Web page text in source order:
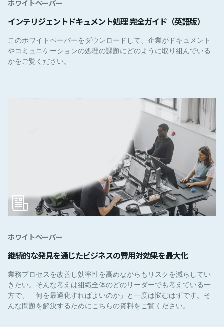
ホワイトペーパー
インテリジェントドキュメント処理 完全ガイド（英語版）
このホワイトペーパーをダウンロードして、企業がドキュメント
やコミュニケーションの処理の課題にどのように取り組んでいる
かをご覧ください。
ホワイトペーパー
継続的な発見を通じたビジネスの費用対効果を最大化
業務プロセスを改善し効率性を高めながらもリスクを減らしてい
きたい。そんな考えは組織全体のどのリーダーでも考えている一
方で、「何を最適化すればよいのか」と一度は悩むはずです。そ
んな問題を解決するためにこちらの資料をご覧ください。